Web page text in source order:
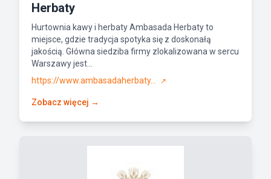
Herbaty
Hurtownia kawy i herbaty Ambasada Herbaty to
miejsce, gdzie tradycja spotyka się z doskonałą
jakością. Główna siedziba firmy zlokalizowana w sercu
Warszawy jest...
https://www.ambasadaherbaty...
↗
Zobacz więcej →